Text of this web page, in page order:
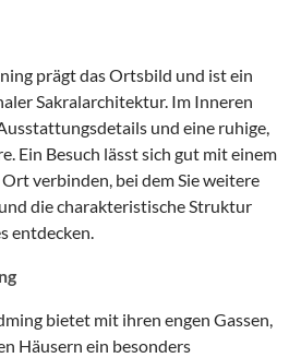
prägt das Ortsbild und ist ein
Sakralarchitektur. Im Inneren
und eine ruhige,
Ein Besuch lässt sich gut mit einem
verbinden, bei dem Sie weitere
die charakteristische Struktur
entdecken.
bietet mit ihren engen Gassen,
Häusern ein besonders